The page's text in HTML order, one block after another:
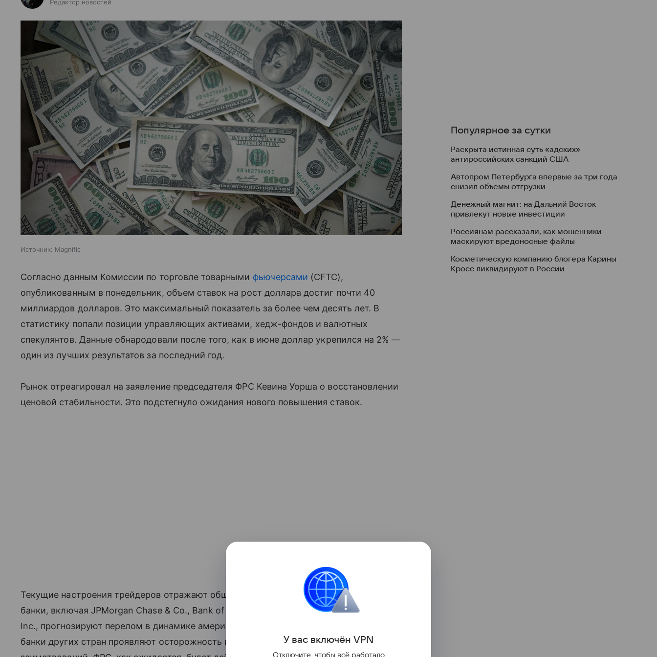
Редактор новостей
Источник: Magnific
Согласно данным Комиссии по торговле товарными фьючерсами (CFTC),
опубликованным в понедельник, объем ставок на рост доллара достиг почти 40
миллиардов долларов. Это максимальный показатель за более чем десять лет. В
статистику попали позиции управляющих активами, хедж-фондов и валютных
спекулянтов. Данные обнародовали после того, как в июне доллар укрепился на 2% —
один из лучших результатов за последний год.
Рынок отреагировал на заявление председателя ФРС Кевина Уорша о восстановлении
ценовой стабильности. Это подстегнуло ожидания нового повышения ставок.
Текущие настроения трейдеров отражают общий тренд на Уолл-стрит. Крупные
банки, включая JPMorgan Chase & Co., Bank of America Corp. и Goldman Sachs Group
Inc., прогнозируют перелом в динамике американской
банки других стран проявляют осторожность в вопросах повышения стоимости
Популярное за сутки
Раскрыта истинная суть «адских»
антироссийских санкций США
Автопром Петербурга впервые за три года
снизил объемы отгрузки
Денежный магнит: на Дальний Восток
привлекут новые инвестиции
Россиянам рассказали, как мошенники
маскируют вредоносные файлы
Косметическую компанию блогера Карины
Кросс ликвидируют в России
У вас включён VPN
Отключите, чтобы всё работало